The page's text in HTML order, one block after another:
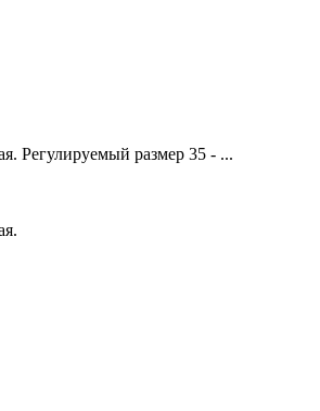
Регулируемый размер 35 - ...